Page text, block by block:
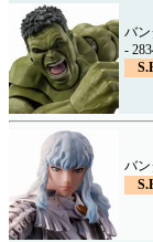
バ
-
バン